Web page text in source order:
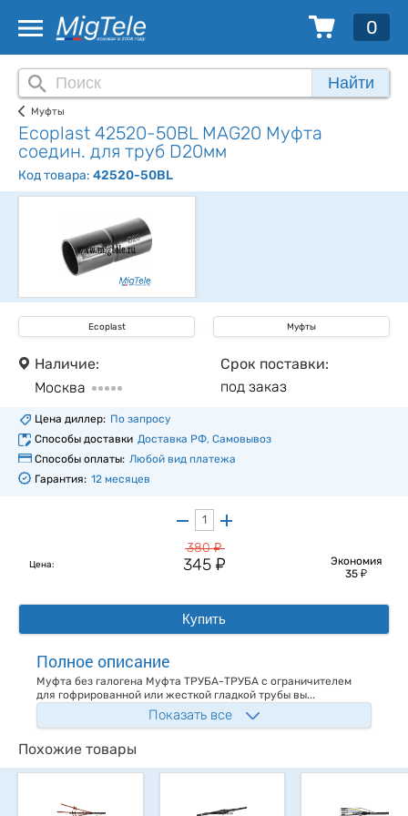
0
Найти
Муфты
Ecoplast 42520-50BL MAG20 Муфта
соедин. для труб D20мм
Код товара: 42520-50BL
Ecoplast Муфты
Наличие:
Москва
Срок поставки:
под заказ
Цена диллер: По запросу
Способы доставки Доставка РФ, Самовывоз
Способы оплаты: Любой вид платежа
Гарантия: 12 месяцев
Цена:
380у
345 у
Экономия
35у
Купить
Полное описание
Муфта без галогена Муфта ТРУБА-ТРУБА с ограничителем
для гофрированной или жесткой гладкой трубы вы...
Показать все
Похожие товары